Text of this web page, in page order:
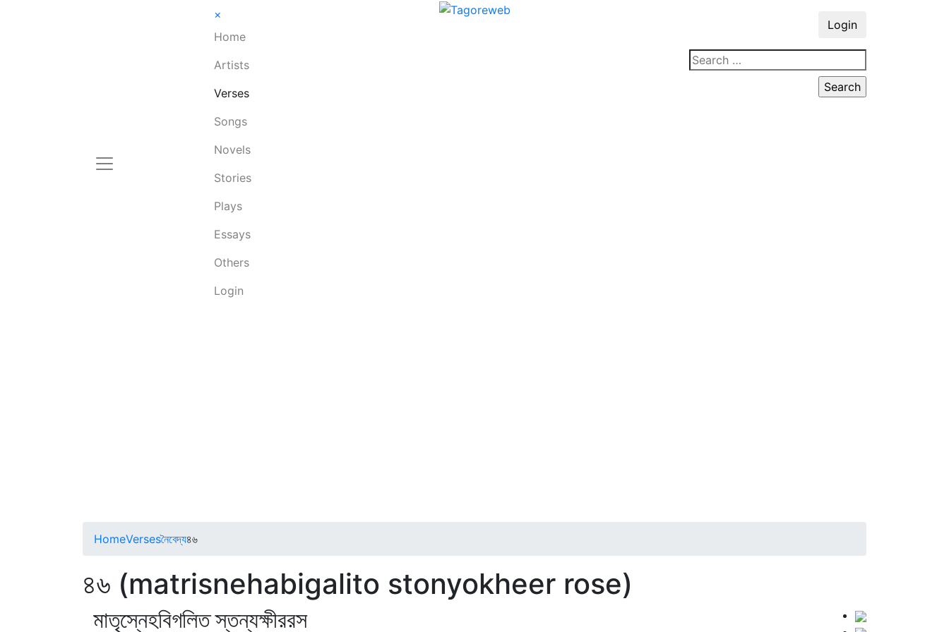
×
Home
Artists
Verses
Songs
Novels
Stories
Plays
Essays
Others
Login
Login
HomeVersesনৈবেদ্য৪৬
৪৬ (matrisnehabigalito stonyokheer rose)
মাতৃস্নেহবিগলিত স্তন্যক্ষীররস